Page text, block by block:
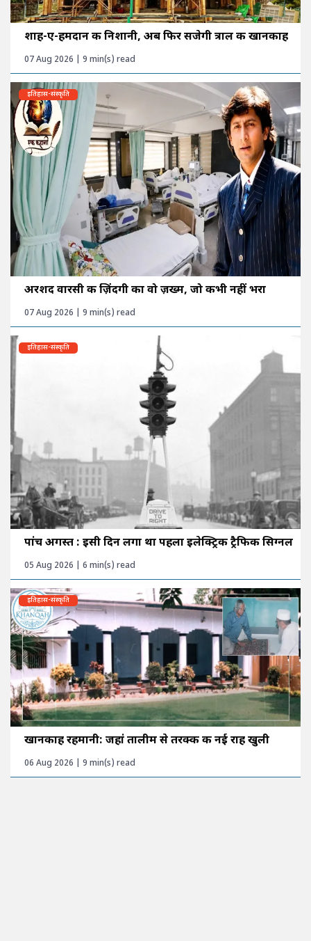
शाह-ए-हमदान की निशानी, अब फिर सजेगी त्राल की खानकाह
07 Aug 2026 | 9 min(s) read
इतिहास-संस्कृति
अरशद वारसी की ज़िंदगी का वो ज़ख्म, जो कभी नहीं भरा
07 Aug 2026 | 9 min(s) read
इतिहास-संस्कृति
पांच अगस्त : इसी दिन लगा था पहला इलेक्ट्रिक ट्रैफिक सिग्नल
05 Aug 2026 | 6 min(s) read
इतिहास-संस्कृति
खानकाह रहमानी: जहां तालीम से तरक्की की नई राह खुली
06 Aug 2026 | 9 min(s) read